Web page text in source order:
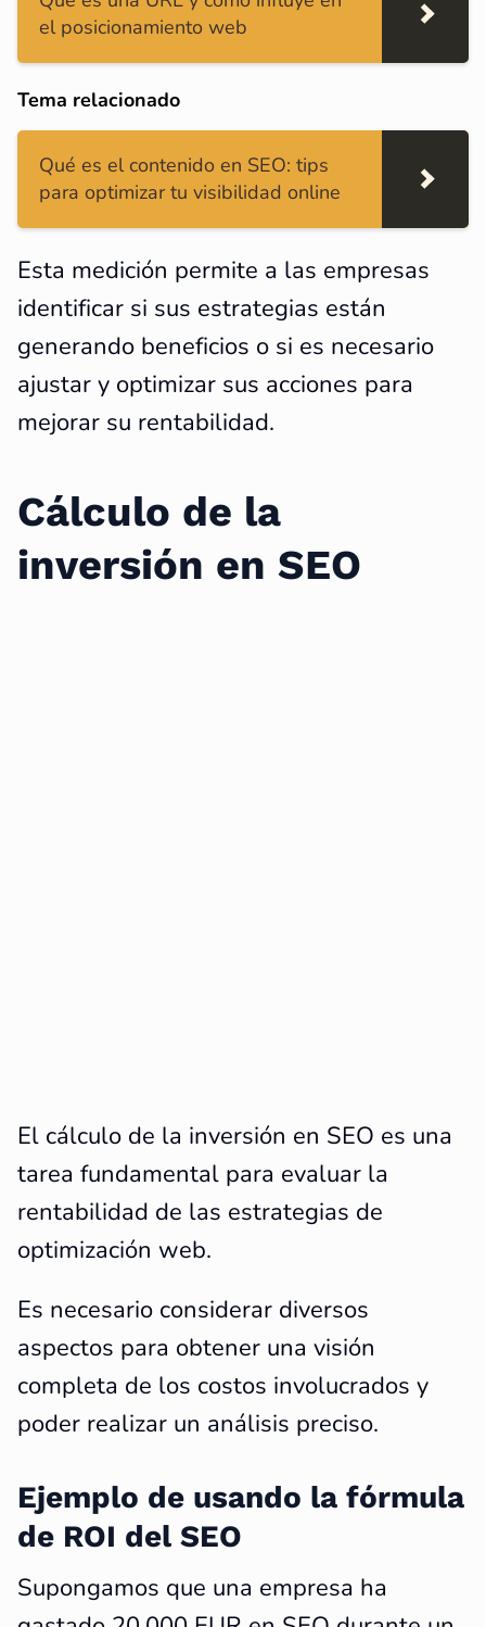
el posicionamiento web
Tema relacionado
Qué es el contenido en SEO: tips
para optimizar tu visibilidad online
Esta medición permite a las empresas
identificar si sus estrategias están
generando beneficios o si es necesario
ajustar y optimizar sus acciones para
mejorar su rentabilidad.
Cálculo de la
inversión en SEO
El cálculo de la inversión en SEO es una
tarea fundamental para evaluar la
rentabilidad de las estrategias de
optimización web.
Es necesario considerar diversos
aspectos para obtener una visión
completa de los costos involucrados y
poder realizar un análisis preciso.
Ejemplo de usando la fórmula
de ROI del SEO
Supongamos que una empresa ha